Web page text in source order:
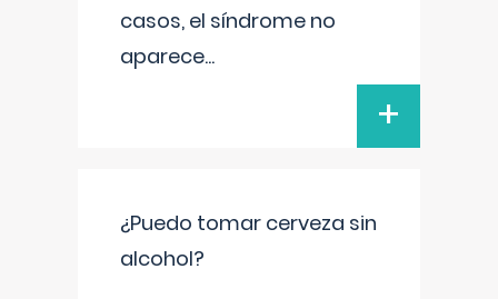
casos, el síndrome no
aparece...
+
¿Puedo tomar cerveza sin
alcohol?